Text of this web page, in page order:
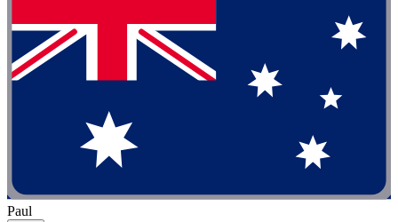
Paul